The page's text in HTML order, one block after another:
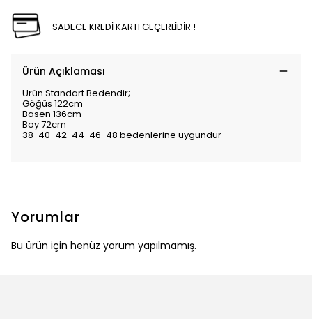
SADECE KREDİ KARTI GEÇERLİDİR !
Ürün Açıklaması
Ürün Standart Bedendir;
Göğüs 122cm
Basen 136cm
Boy 72cm
38-40-42-44-46-48 bedenlerine uygundur
Yorumlar
Bu ürün için henüz yorum yapılmamış.